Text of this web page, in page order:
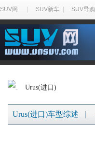
SUV网 SUV新车 SUV导购
Urus(进口)
Urus(进口)车型综述